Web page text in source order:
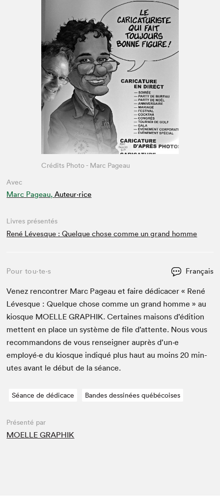
Avec
Marc Pageau, Auteur·rice
Crédits Photo - Marc Pageau
Livres présentés
René Lévesque : Quelque chose comme un grand homme
Pour tou⋅te⋅s Français
Venez ren­con­tr­er Marc Pageau et faire dédi­cac­er « René
Lévesque : Quelque chose comme un grand homme » au
kiosque MOELLE GRAPHIK. Cer­taines maisons d’édi­tion
met­tent en place un sys­tème de file d’at­tente. Nous vous
recom­man­dons de vous ren­seign­er auprès d’un·e
employé·e du kiosque indiqué plus haut au moins20 min­
utes avant le début de la séance.
Séance de dédicace Bandes dessinées québécoises
Présenté par
MOELLE GRAPHIK